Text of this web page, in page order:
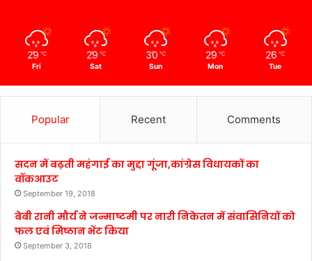
29 ℃
Fri
29 ℃
Sat
30 ℃
Sun
29 ℃
Mon
26 ℃
Tue
Popular Recent Comments
सदन में बढ़ती महंगाई का मुद्दा गूंजा,कांग्रेस विधायकों का
वॉकआउट
September 19, 2018
बेबी रानी मौर्य ने जन्माष्टमी पर नारी निकेतन में संवासिनियों को
फल एवं मिष्ठान भेंट किया
September 3, 2018